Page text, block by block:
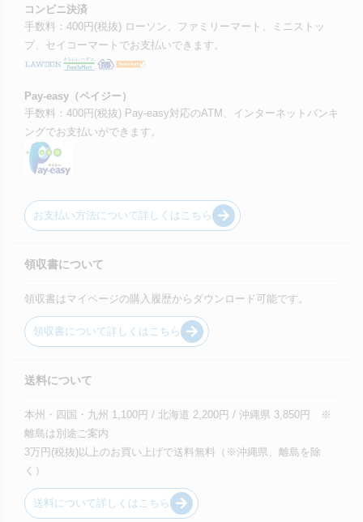
コンビニ決済
手数料：400円(税抜) ローソン、ファミリーマート、ミニストッ
プ、セイコーマートでお支払いできます。
Pay-easy（ペイジー）
手数料：400円(税抜) Pay-easy対応のATM、インターネットバンキ
ングでお支払いができます。
お支払い方法について詳しくはこちら
領収書について
領収書はマイページの購入履歴からダウンロード可能です。
領収書について詳しくはこちら
送料について
本州・四国・九州 1,100円 / 北海道 2,200円 / 沖縄県 3,850円 ※
離島は別途ご案内
3万円(税抜)以上のお買い上げで送料無料（※沖縄県、離島を除
く）
送料について詳しくはこちら